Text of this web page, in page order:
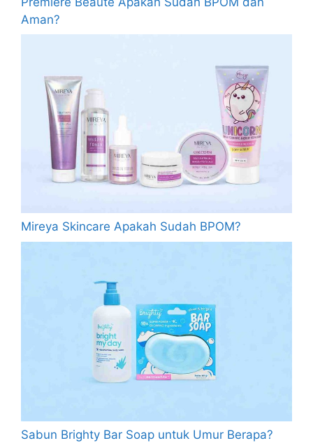
Aman?
Mireya Skincare Apakah Sudah BPOM?
Sabun Brighty Bar Soap untuk Umur Berapa?